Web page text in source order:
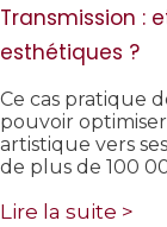
Transmission :
esthétiques ?
Ce cas pratique
pouvoir
artistique vers
de plus de 100
Lire la suite >